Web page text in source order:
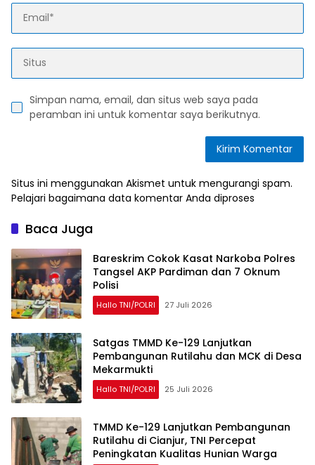
Simpan nama, email, dan situs web saya pada
peramban ini untuk komentar saya berikutnya.
Situs ini menggunakan Akismet untuk mengurangi spam.
Pelajari bagaimana data komentar Anda diproses
Baca Juga
Bareskrim Cokok Kasat Narkoba Polres
Tangsel AKP Pardiman dan 7 Oknum
Polisi
Hallo TNI/POLRI 27 Juli 2026
Satgas TMMD Ke-129 Lanjutkan
Pembangunan Rutilahu dan MCK di Desa
Mekarmukti
Hallo TNI/POLRI 25 Juli 2026
TMMD Ke-129 Lanjutkan Pembangunan
Rutilahu di Cianjur, TNI Percepat
Peningkatan Kualitas Hunian Warga